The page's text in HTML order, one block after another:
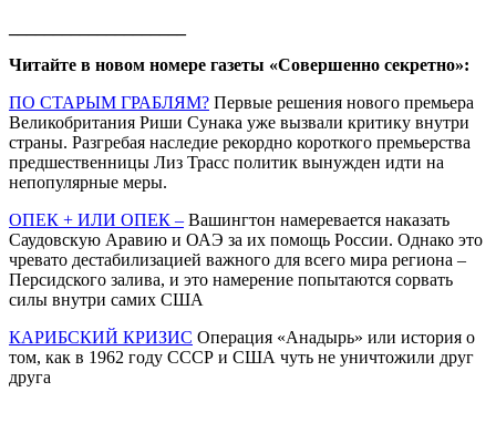
Читайте в новом номере газеты «Совершенно секретно»:
ПО СТАРЫМ ГРАБЛЯМ? Первые решения нового премьера
Великобритания Риши Сунака уже вызвали критику внутри
страны. Разгребая наследие рекордно короткого премьерства
предшественницы Лиз Трасс политик вынужден идти на
непопулярные меры.
ОПЕК + ИЛИ ОПЕК – Вашингтон намеревается наказать
Саудовскую Аравию и ОАЭ за их помощь России. Однако это
чревато дестабилизацией важного для всего мира региона –
Персидского залива, и это намерение попытаются сорвать
силы внутри самих США
КАРИБСКИЙ КРИЗИС Операция «Анадырь» или история о
том, как в 1962 году СССР и США чуть не уничтожили друг
друга